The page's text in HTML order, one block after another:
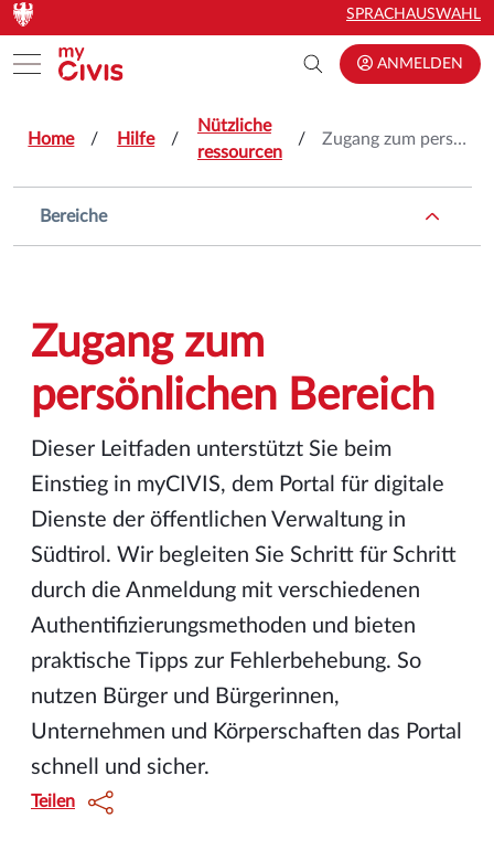
Zum Hauptinhalt springen
Zum Hauptinhalt springen SPRACHAUSWAHL
Toggle menu ANMELDEN
Home Hilfe
Nützliche
ressourcen
Zugang zum persönlichen Bereich
Bereiche
Zugang zum
persönlichen Bereich
Dieser Leitfaden unterstützt Sie beim
Einstieg in myCIVIS, dem Portal für digitale
Dienste der öffentlichen Verwaltung in
Südtirol. Wir begleiten Sie Schritt für Schritt
durch die Anmeldung mit verschiedenen
Authentifizierungsmethoden und bieten
praktische Tipps zur Fehlerbehebung. So
nutzen Bürger und Bürgerinnen,
Unternehmen und Körperschaften das Portal
schnell und sicher.
Teilen